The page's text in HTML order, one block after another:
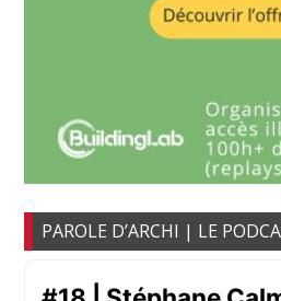
PAROLE D’ARCHI | LE